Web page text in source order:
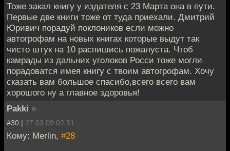
Тоже закал книгу у издателя с 23 Марта она в пути.
Первые две книги тоже от туда приехали. Дмитрий
Юривич порадуй поклоников если можно
автогрофам на новых книгах которые выдут так
чисто штук на 10 распишись пожалуста. Чтоб
камрады из дальних уголоков Росси тоже могли
порадоватся имея книгу с твоим автогрофам. Хочу
сказать вам большое спасибо,всего всего вам
хорошого ну а главное здоровья!
Pakki »
#30 | 27.03.09 02:51
Кому: Merlin, #28